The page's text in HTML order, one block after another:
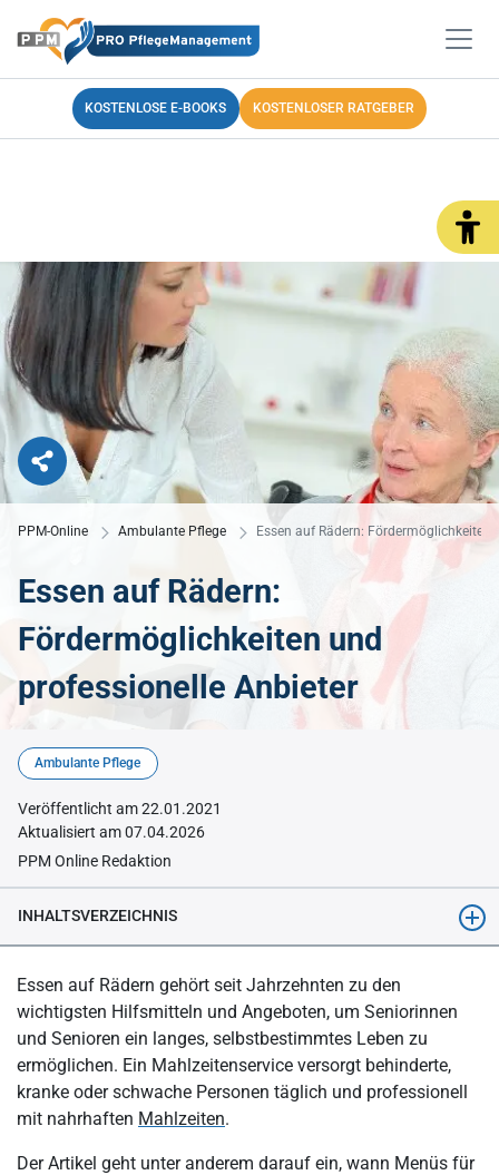
KOSTENLOSE E-BOOKS KOSTENLOSER RATGEBER
PPM-Online Ambulante Pflege Essen auf Rädern: Fördermöglichkeiten
Essen auf Rädern:
Fördermöglichkeiten und
professionelle Anbieter
© auremar - Adobe Stock
Ambulante Pflege
Veröffentlicht am 22.01.2021
Aktualisiert am 07.04.2026
PPM Online Redaktion
INHALTSVERZEICHNIS
Wie ist ein Menüservice organisiert und strukturiert?
Was sollten professionelle Anbieter leisten?
Was sind Kritierien für professionelle Anbieter?
Der Vergleich zwischen Tiefkühlkost und frisch zubereiteten
Essen auf Rädern gehört seit Jahrzehnten zu den
wichtigsten Hilfsmitteln und Angeboten, um Seniorinnen
und Senioren ein langes, selbstbestimmtes Leben zu
ermöglichen. Ein Mahlzeitenservice versorgt behinderte,
kranke oder schwache Personen täglich und professionell
mit nahrhaften Mahlzeiten.
Der Artikel geht unter anderem darauf ein, wann Menüs für